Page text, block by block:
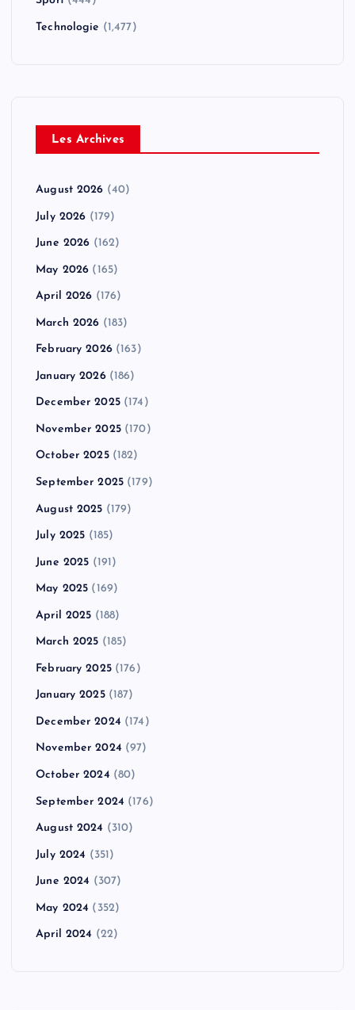
Technologie (1,477)
Les Archives
August 2026 (40)
July 2026 (179)
June 2026 (162)
May 2026 (165)
April 2026 (176)
March 2026 (183)
February 2026(163)
January 2026(186)
December 2025(174)
November 2025(170)
October 2025(182)
September 2025 (179)
August 2025 (179)
July 2025 (185)
June 2025 (191)
May 2025 (169)
April 2025 (188)
March 2025 (185)
February 2025(176)
January 2025(187)
December 2024 (174)
November 2024 (97)
October 2024 (80)
September 2024 (176)
August 2024 (310)
July 2024 (351)
June 2024 (307)
May 2024 (352)
April 2024 (22)